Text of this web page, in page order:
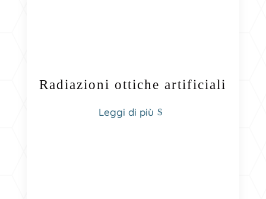
Radiazioni ottiche artificiali
Leggi di più